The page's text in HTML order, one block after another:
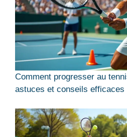
Comment progresser au
astuces et conseils efficaces